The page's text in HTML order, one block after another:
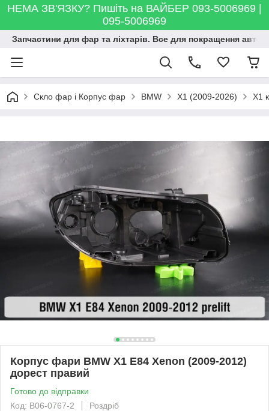
НЕМА ЗВ'ЯЗКУ? Пишіть на ВАЙБЕР 093-5006969 |
095-5006969
Запчастини для фар та ліхтарів. Все для покращення
Скло фар і Корпус фар BMW X1 (2009-2026) X1
Корпус фари BMW X1 E84 Xenon (2009-2012)
дорест правий
Готово до відправки
Код: B06-0767-2
Роздріб